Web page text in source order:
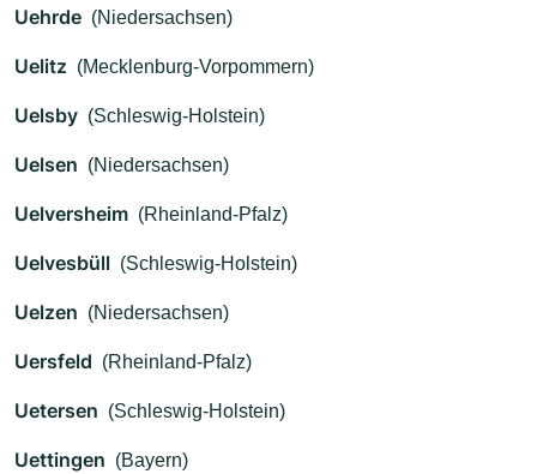
Uehrde (Niedersachsen)
Uelitz (Mecklenburg-Vorpommern)
Uelsby (Schleswig-Holstein)
Uelsen (Niedersachsen)
Uelversheim (Rheinland-Pfalz)
Uelvesbüll (Schleswig-Holstein)
Uelzen (Niedersachsen)
Uersfeld (Rheinland-Pfalz)
Uetersen (Schleswig-Holstein)
Uettingen (Bayern)